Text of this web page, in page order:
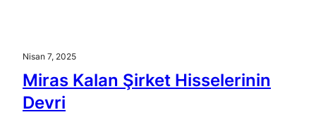
Nisan 7, 2025
Miras Kalan Şirket Hisselerinin
Devri